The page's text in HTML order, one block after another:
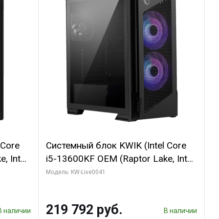
Intel
наличии
Системный блок KWIK (Intel Core
i5-13600KF OEM (Raptor Lake, Intel
7, C14 8EC/6PC/ 16 ГБ ОЗУ (2
256bit 3xDP HD/ 512 ГБ SSD)
Модель: KW-Live0041
219 792 руб. В наличии